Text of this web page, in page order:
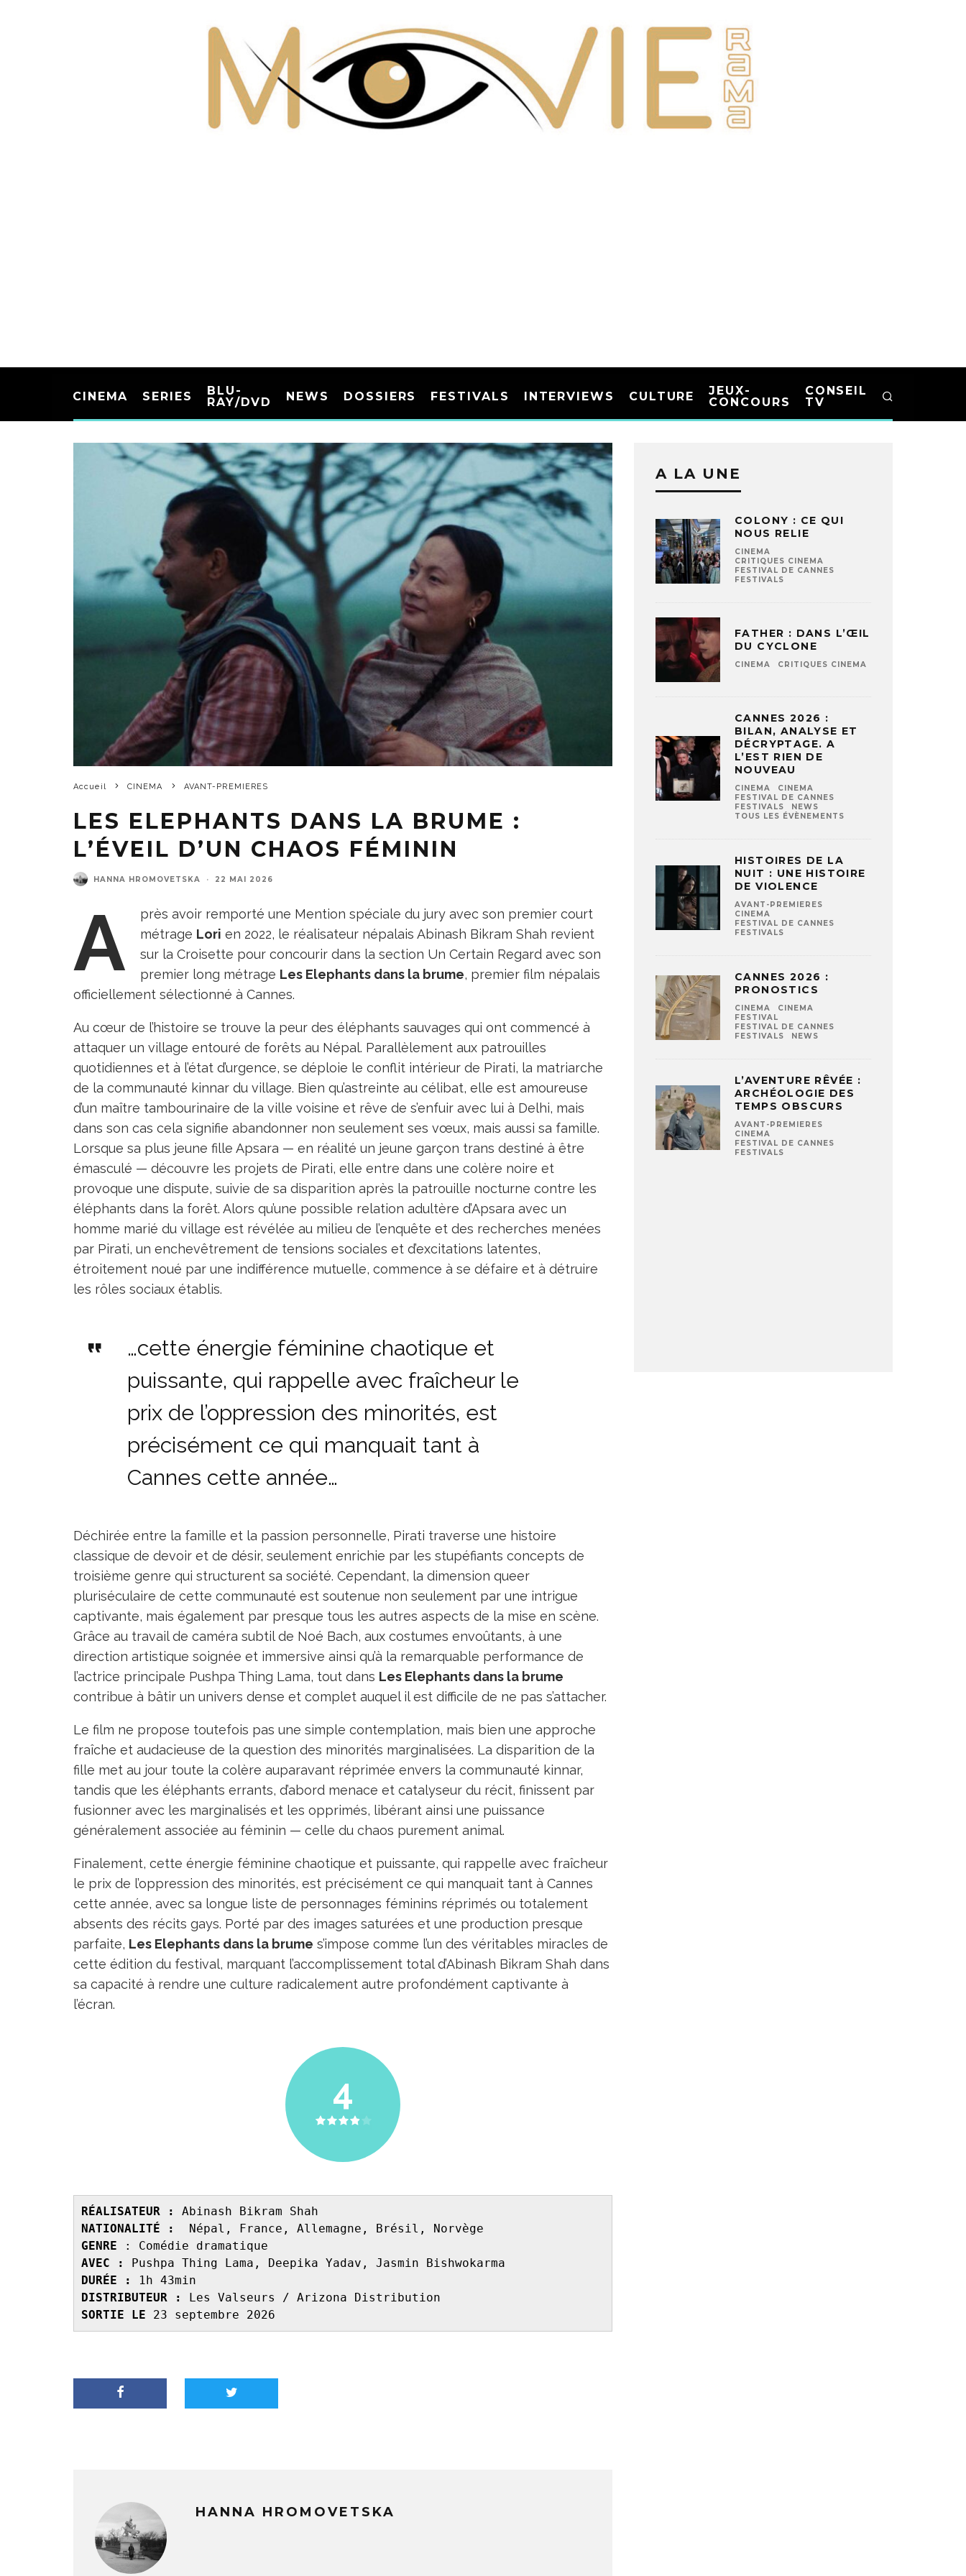
CINEMA SERIES
BLU-
RAY/DVD
NEWS DOSSIERS FESTIVALS INTERVIEWS CULTURE
JEUX-
CONCOURS
CONSEIL
TV
Accueil CINEMA AVANT-PREMIERES
LES ELEPHANTS DANS LA BRUME :
L’ÉVEIL D’UN CHAOS FÉMININ
HANNA HROMOVETSKA · 22 MAI 2026
A
près avoir remporté une Mention spéciale du jury avec son premier court
métrage Lori en 2022, le réalisateur népalais Abinash Bikram Shah revient
sur la Croisette pour concourir dans la section Un Certain Regard avec son
premier long métrage Les Elephants dans la brume, premier film népalais
officiellement sélectionné à Cannes.
Au cœur de l’histoire se trouve la peur des éléphants sauvages qui ont commencé à
attaquer un village entouré de forêts au Népal. Parallèlement aux patrouilles
quotidiennes et à l’état d’urgence, se déploie le conflit intérieur de Pirati, la matriarche
de la communauté kinnar du village. Bien qu’astreinte au célibat, elle est amoureuse
d’un maître tambourinaire de la ville voisine et rêve de s’enfuir avec lui à Delhi, mais
dans son cas cela signifie abandonner non seulement ses vœux, mais aussi sa famille.
Lorsque sa plus jeune fille Apsara — en réalité un jeune garçon trans destiné à être
émasculé — découvre les projets de Pirati, elle entre dans une colère noire et
provoque une dispute, suivie de sa disparition après la patrouille nocturne contre les
éléphants dans la forêt. Alors qu’une possible relation adultère d’Apsara avec un
homme marié du village est révélée au milieu de l’enquête et des recherches menées
par Pirati, un enchevêtrement de tensions sociales et d’excitations latentes,
étroitement noué par une indifférence mutuelle, commence à se défaire et à détruire
les rôles sociaux établis.
…cette énergie féminine chaotique et
puissante, qui rappelle avec fraîcheur le
prix de l’oppression des minorités, est
précisément ce qui manquait tant à
Cannes cette année…
Déchirée entre la famille et la passion personnelle, Pirati traverse une histoire
classique de devoir et de désir, seulement enrichie par les stupéfiants concepts de
troisième genre qui structurent sa société. Cependant, la dimension queer
pluriséculaire de cette communauté est soutenue non seulement par une intrigue
captivante, mais également par presque tous les autres aspects de la mise en scène.
Grâce au travail de caméra subtil de Noé Bach, aux costumes envoûtants, à une
direction artistique soignée et immersive ainsi qu’à la remarquable performance de
l’actrice principale Pushpa Thing Lama, tout dans Les Elephants dans la brume
contribue à bâtir un univers dense et complet auquel il est difficile de ne pas s’attacher.
Le film ne propose toutefois pas une simple contemplation, mais bien une approche
fraîche et audacieuse de la question des minorités marginalisées. La disparition de la
fille met au jour toute la colère auparavant réprimée envers la communauté kinnar,
tandis que les éléphants errants, d’abord menace et catalyseur du récit, finissent par
fusionner avec les marginalisés et les opprimés, libérant ainsi une puissance
généralement associée au féminin — celle du chaos purement animal.
Finalement, cette énergie féminine chaotique et puissante, qui rappelle avec fraîcheur
le prix de l’oppression des minorités, est précisément ce qui manquait tant à Cannes
cette année, avec sa longue liste de personnages féminins réprimés ou totalement
absents des récits gays. Porté par des images saturées et une production presque
parfaite, Les Elephants dans la brume s’impose comme l’un des véritables miracles de
cette édition du festival, marquant l’accomplissement total d’Abinash Bikram Shah dans
sa capacité à rendre une culture radicalement autre profondément captivante à
l’écran.
4
RÉALISATEUR :
Abinash Bikram Shah
NATIONALITÉ :
  Népal, France, Allemagne, Brésil, Norvège
GENRE
: Comédie dramatique
AVEC :
Pushpa Thing Lama, Deepika Yadav, Jasmin Bishwokarma
DURÉE :
1h 43min
DISTRIBUTEUR :
Les Valseurs / Arizona Distribution
SORTIE LE 23 septembre 2026
HANNA HROMOVETSKA
A LA UNE
COLONY : CE QUI
NOUS RELIE
CINEMA
CRITIQUES CINEMA
FESTIVAL DE CANNES
FESTIVALS
FATHER : DANS L’ŒIL
DU CYCLONE
CINEMA CRITIQUES CINEMA
CANNES 2026 :
BILAN, ANALYSE ET
DÉCRYPTAGE. A
L’EST RIEN DE
NOUVEAU
CINEMA
CINEMA
FESTIVAL DE CANNES
FESTIVALS
NEWS
TOUS LES ÉVÈNEMENTS
HISTOIRES DE LA
NUIT : UNE HISTOIRE
DE VIOLENCE
AVANT-PREMIERES
CINEMA
FESTIVAL DE CANNES
FESTIVALS
CANNES 2026 :
PRONOSTICS
CINEMA
CINEMA
FESTIVAL
FESTIVAL DE CANNES
FESTIVALS
NEWS
L’AVENTURE RÊVÉE :
ARCHÉOLOGIE DES
TEMPS OBSCURS
AVANT-PREMIERES
CINEMA
FESTIVAL DE CANNES
FESTIVALS